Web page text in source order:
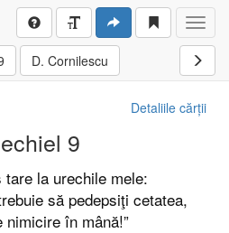
D. Cornilescu
Detaliile cărții
9
la urechile mele:
să pedepsiţi cetatea,
în mână!”